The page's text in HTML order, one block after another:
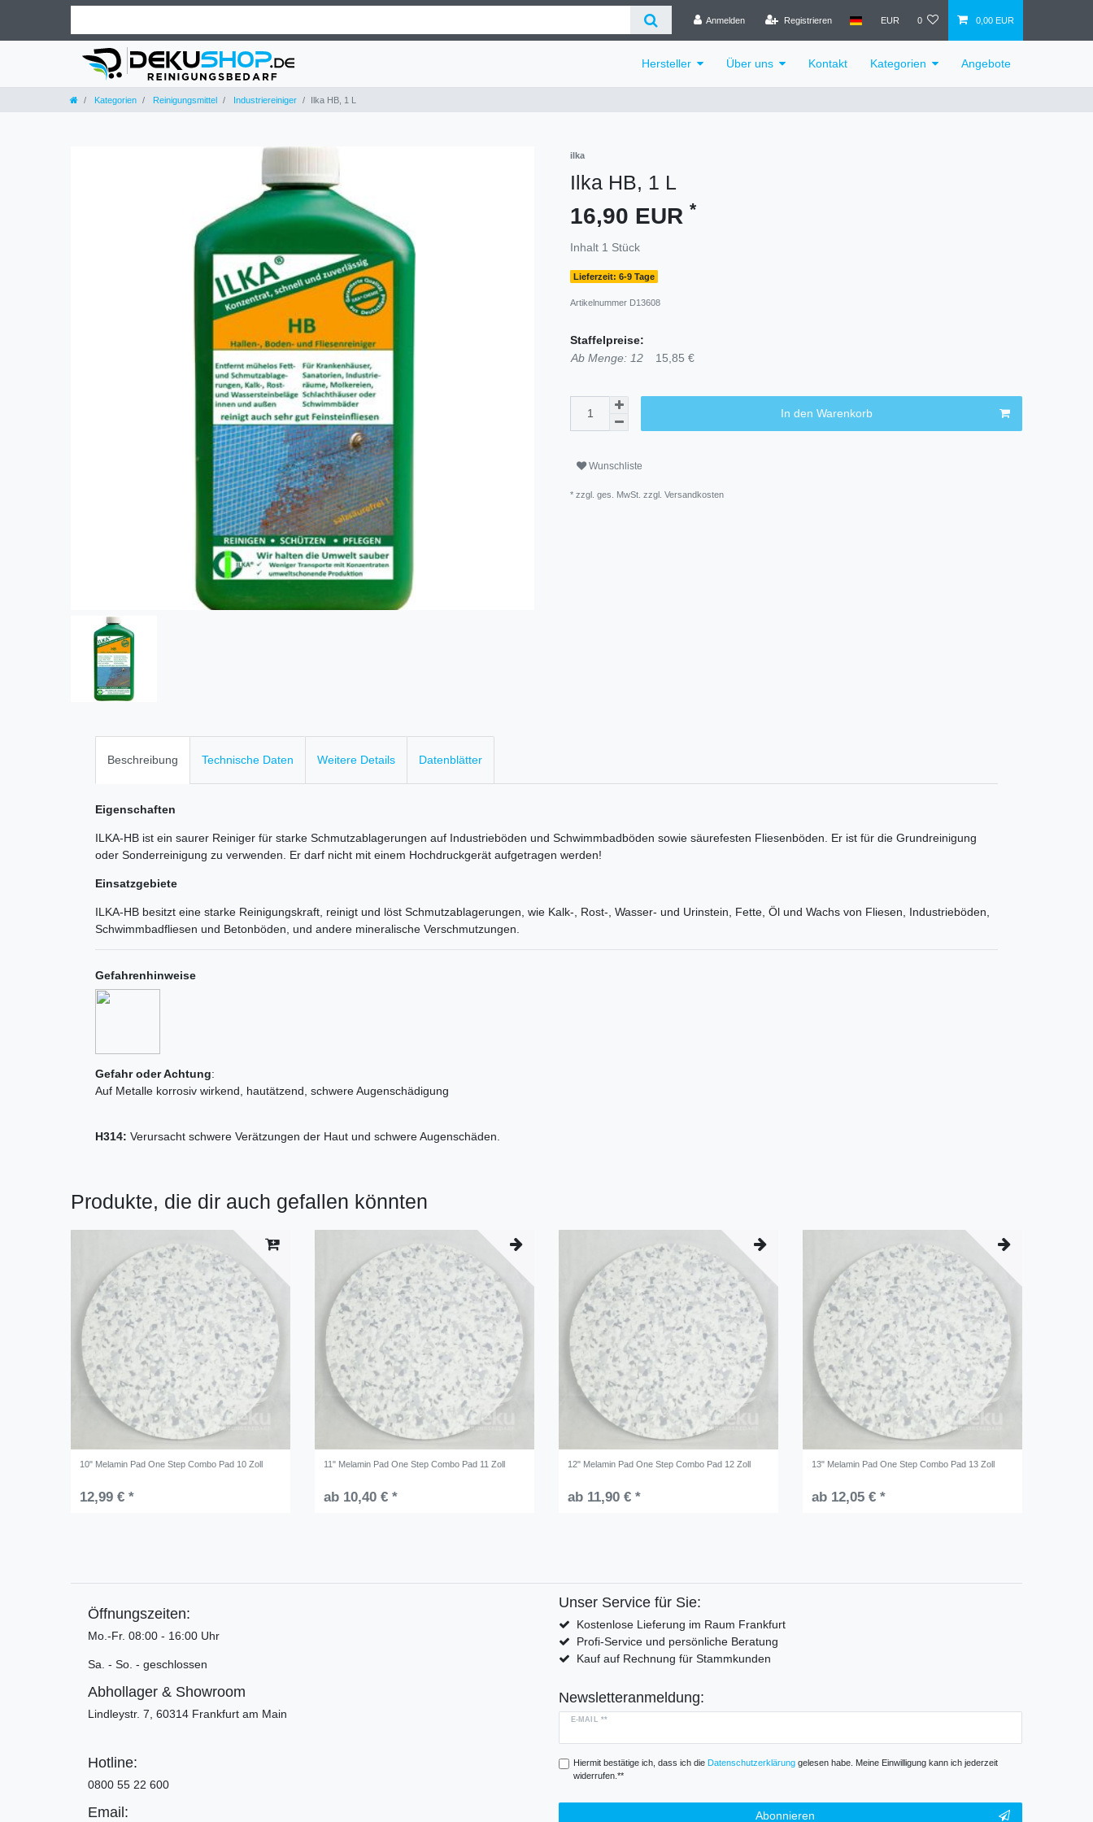
Anmelden Registrieren EUR 0 0,00 EUR
Hersteller Über uns Kontakt Kategorien Angebote
Kategorien Reinigungsmittel Industriereiniger Ilka HB, 1 L
ilka
Ilka HB, 1 L
16,90 EUR *
Inhalt 1 Stück
Lieferzeit: 6-9 Tage
Artikelnummer D13608
Staffelpreise:
Ab Menge: 12
15,85 €
In den Warenkorb
Wunschliste
* zzgl. ges. MwSt. zzgl. Versandkosten
Beschreibung Technische Daten Weitere Details Datenblätter
Eigenschaften
ILKA-HB ist ein saurer Reiniger für starke Schmutzablagerungen auf Industrieböden und Schwimmbadböden sowie säurefesten Fliesenböden. Er ist für die Grundreinigung
oder Sonderreinigung zu verwenden. Er darf nicht mit einem Hochdruckgerät aufgetragen werden!
Einsatzgebiete
ILKA-HB besitzt eine starke Reinigungskraft, reinigt und löst Schmutzablagerungen, wie Kalk-, Rost-, Wasser- und Urinstein, Fette, Öl und Wachs von Fliesen, Industrieböden,
Schwimmbadfliesen und Betonböden, und andere mineralische Verschmutzungen.
Gefahrenhinweise
Gefahr oder Achtung:
Auf Metalle korrosiv wirkend, hautätzend, schwere Augenschädigung
H314: Verursacht schwere Verätzungen der Haut und schwere Augenschäden.
Produkte, die dir auch gefallen könnten
10" Melamin Pad One Step Combo Pad 10 Zoll
12,99 € *
11" Melamin Pad One Step Combo Pad 11 Zoll
ab 10,40 € *
12" Melamin Pad One Step Combo Pad 12 Zoll
ab 11,90 € *
13" Melamin Pad One Step Combo Pad 13 Zoll
ab 12,05 € *
Öffnungszeiten:
Mo.-Fr. 08:00 - 16:00 Uhr
Sa. - So. - geschlossen
Abhollager & Showroom
Lindleystr. 7, 60314 Frankfurt am Main
Hotline:
0800 55 22 600
Email:
Unser Service für Sie:
Kostenlose Lieferung im Raum Frankfurt
Profi-Service und persönliche Beratung
Kauf auf Rechnung für Stammkunden
Newsletteranmeldung:
E-MAIL **
Hiermit bestätige ich, dass ich die Daten­schutz­erklärunggelesen habe. Meine Einwilligung kann ich jederzeit
widerrufen.**
Abonnieren